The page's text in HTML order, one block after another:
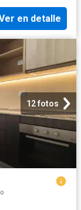
en detalle
12 fotos